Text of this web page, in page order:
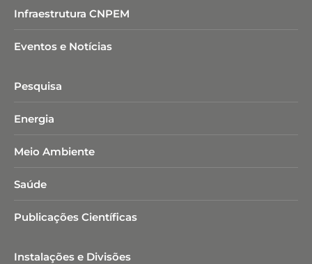
Infraestrutura CNPEM
Eventos e Notícias
Pesquisa
Energia
Meio Ambiente
Saúde
Publicações Científicas
Instalações e Divisões